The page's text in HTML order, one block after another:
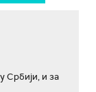
Србији, и за